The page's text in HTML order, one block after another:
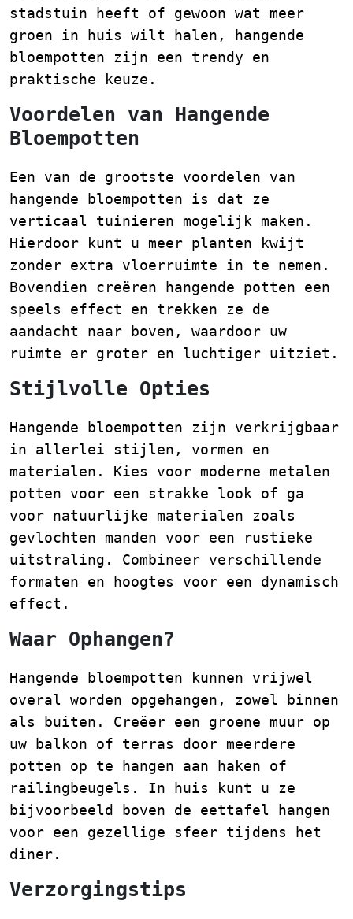
stadstuin heeft of gewoon wat meer
groen in huis wilt halen, hangende
bloempotten zijn een trendy en
praktische keuze.
Voordelen van Hangende
Bloempotten
Een van de grootste voordelen van
hangende bloempotten is dat ze
verticaal tuinieren mogelijk maken.
Hierdoor kunt u meer planten kwijt
zonder extra vloerruimte in te nemen.
Bovendien creëren hangende potten een
speels effect en trekken ze de
aandacht naar boven, waardoor uw
ruimte er groter en luchtiger uitziet.
Stijlvolle Opties
Hangende bloempotten zijn verkrijgbaar
in allerlei stijlen, vormen en
materialen. Kies voor moderne metalen
potten voor een strakke look of ga
voor natuurlijke materialen zoals
gevlochten manden voor een rustieke
uitstraling. Combineer verschillende
formaten en hoogtes voor een dynamisch
effect.
Waar Ophangen?
Hangende bloempotten kunnen vrijwel
overal worden opgehangen, zowel binnen
als buiten. Creëer een groene muur op
uw balkon of terras door meerdere
potten op te hangen aan haken of
railingbeugels. In huis kunt u ze
bijvoorbeeld boven de eettafel hangen
voor een gezellige sfeer tijdens het
diner.
Verzorgingstips